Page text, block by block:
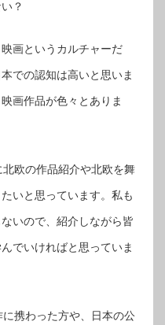
？
画というカルチャーだ
での認知は高いと思いま
画作品が色々とありま
欧の作品紹介や北欧を舞
いと思っています。私も
いので、紹介しながら皆
でいければと思っていま
携わった方や、日本の公